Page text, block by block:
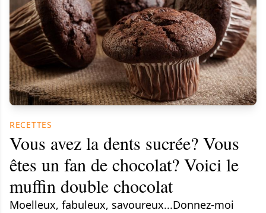
RECETTES
Vous avez la dents sucrée? Vous
êtes un fan de chocolat? Voici le
muffin double chocolat
Moelleux, fabuleux, savoureux...Donnez-moi